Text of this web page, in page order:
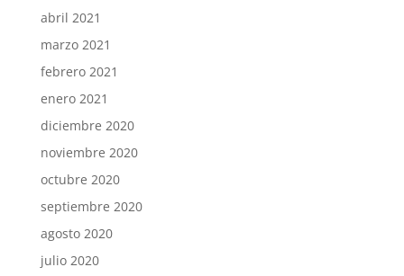
abril 2021
marzo 2021
febrero 2021
enero 2021
diciembre 2020
noviembre 2020
octubre 2020
septiembre 2020
agosto 2020
julio 2020